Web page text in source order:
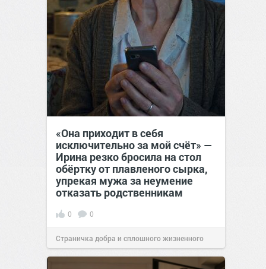
«Она приходит в себя
исключительно за мой счёт» —
Ирина резко бросила на стол
обёртку от плавленого сырка,
упрекая мужа за неумение
отказать родственникам
0 0
Страничка добра и сплошного жизненного
позитива!00:28Вчера